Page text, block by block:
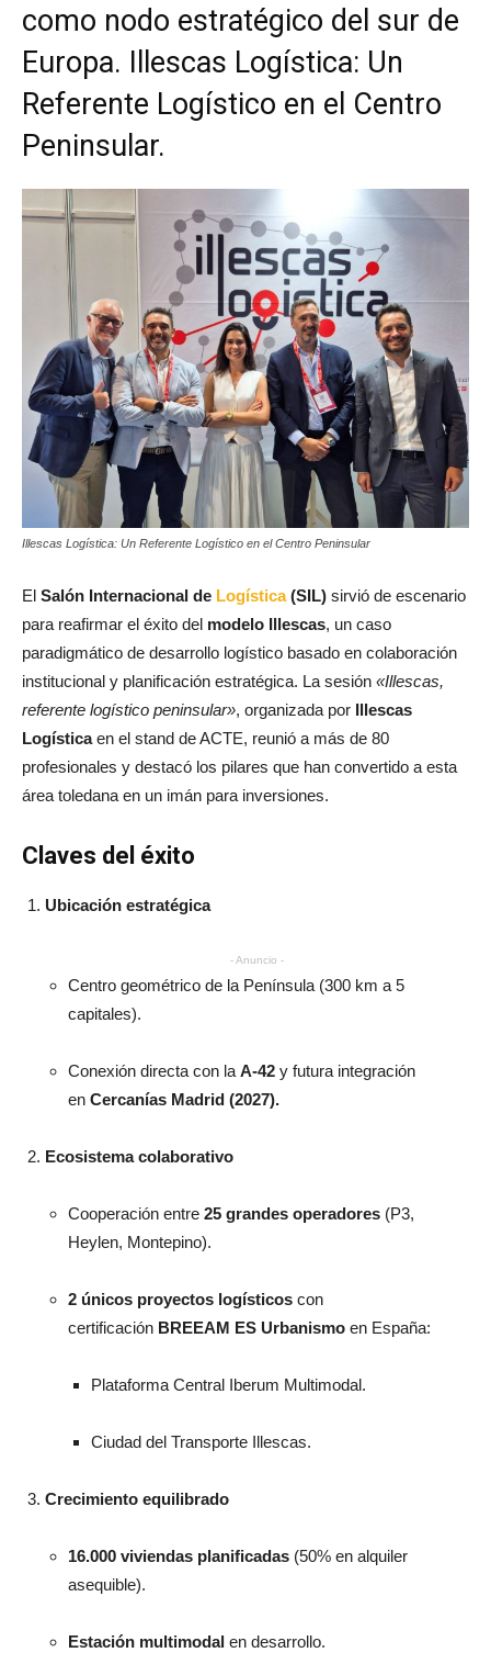
como nodo estratégico del sur de
Europa. Illescas Logística: Un
Referente Logístico en el Centro
Peninsular.
Illescas Logística: Un Referente Logístico en el Centro Peninsular
El Salón Internacional de Logística(SIL) sirvió de escenario
para reafirmar el éxito del modelo Illescas, un caso
paradigmático de desarrollo logístico basado en colaboración
institucional y planificación estratégica. La sesión «Illescas,
referente logístico peninsular», organizada por Illescas
Logísticaen el stand de ACTE, reunió a más de 80
profesionales y destacó los pilares que han convertido a esta
área toledana en un imán para inversiones.
Claves del éxito
Ubicación estratégica
- Anuncio -
Centro geométrico de la Península (300 km a 5
capitales).
Conexión directa con la A-42 y futura integración
en Cercanías Madrid (2027).
Ecosistema colaborativo
Cooperación entre 25 grandes operadores (P3,
Heylen, Montepino).
2 únicos proyectos logísticos con
certificación BREEAM ES Urbanismo en España:
Plataforma Central Iberum Multimodal.
Ciudad del Transporte Illescas.
Crecimiento equilibrado
16.000 viviendas planificadas (50% en alquiler
asequible).
Estación multimodal en desarrollo.